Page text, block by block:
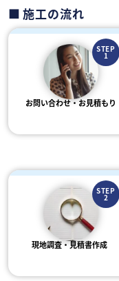
施工の流れ
STEP
1
お問い合わせ・お見積もり
STEP
2
現地調査・見積書作成